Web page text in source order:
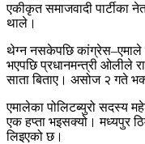
एकीकृत समाजवादी पार्टीका
थाले।
थेग्न नसकेपछि कांग्रेस–एमाले
भएपछि प्रधानमन्त्री ओलीले
साता बिताए। असोज २ गते
एमालेका पोलिटब्युरो सदस्य
एक हप्ता भइसक्यो। मध्यपुर
लिइएको छ।